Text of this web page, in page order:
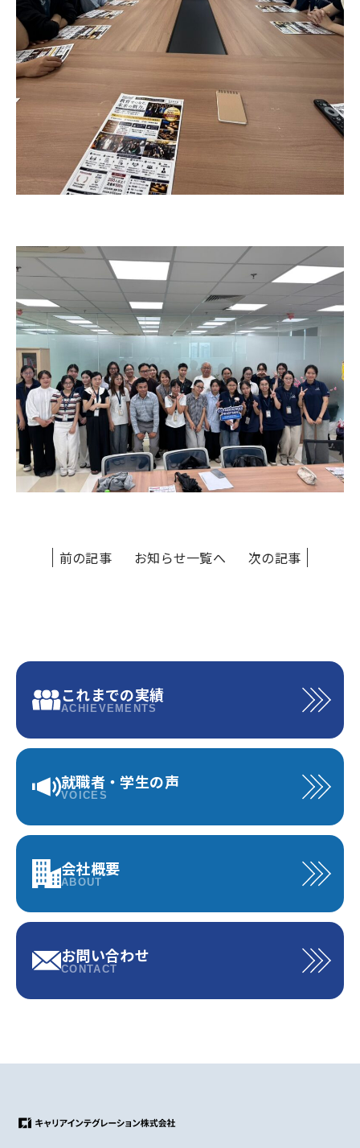
前の記事 お知らせ一覧へ 次の記事
これまでの実績
ACHIEVEMENTS
就職者・学生の声
VOICES
会社概要
ABOUT
お問い合わせ
CONTACT